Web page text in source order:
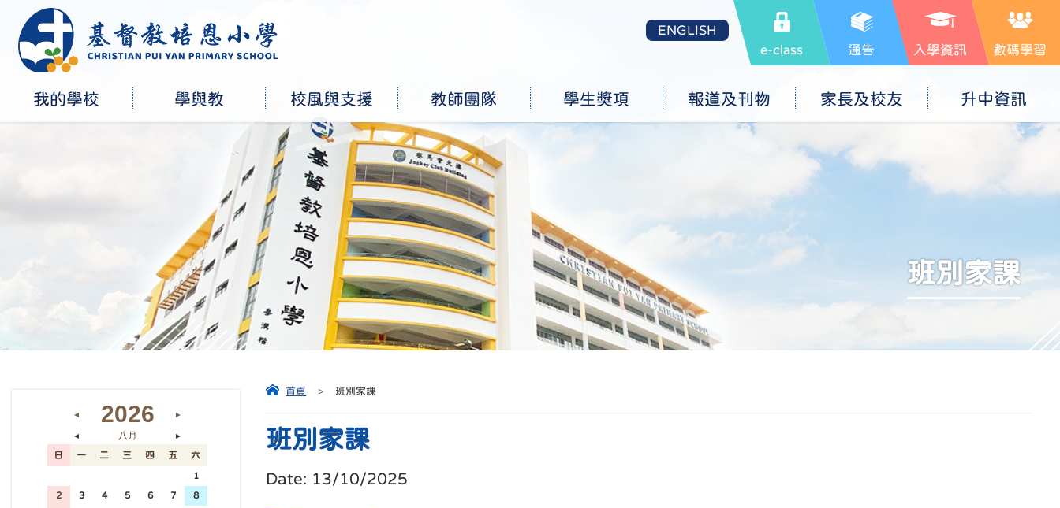
e-class 通告 入學資訊 數碼學習
ENGLISH
我的學校 學與教 校風與支援 教師團隊 學生獎項 報道及刊物 家長及校友 升中資訊
班別家課
首頁 > 班別家課
班別家課
Date: 13/10/2025
◄ 2026 ►
◄ 八月 ►
日 一 二 三 四 五 六
1
2 3 4 5 6 7 8